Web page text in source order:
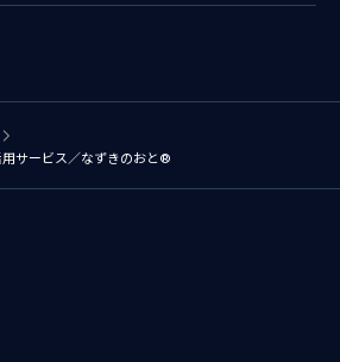
サービス／なずきのおと®